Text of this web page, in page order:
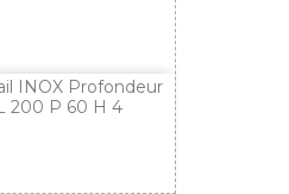
INOX Profondeur
200 P 60 H 4